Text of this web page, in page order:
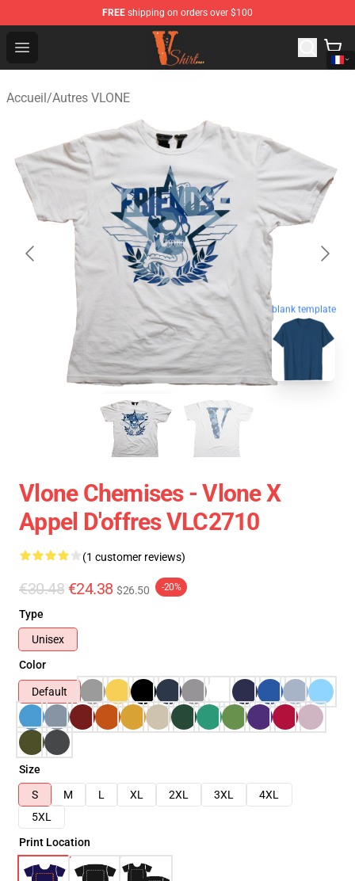
FREE shipping on orders over $100
Open menu
Vlone Shirt Store - Official Vlone Shirt Shop
Accueil/Autres VLONE
blank template
Vlone Chemises - Vlone X
Appel D'offres VLC2710
(1 customer reviews)
€30.48 €24.38 $26.50 -20%
Type
Unisex
Color
Default
Size
S
M L XL 2XL 3XL
4XL
5XL
Print Location